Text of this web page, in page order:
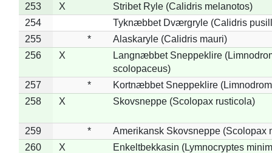
253
X
Stribet Ryle (Calidris melanotos)
254
Tyknæbbet Dværgryle (Calidris
255
*
Alaskaryle (Calidris mauri)
256
X
Langnæbbet Sneppeklire
scolopaceus)
257
*
Kortnæbbet Sneppeklire
258
X Skovsneppe (Scolopax rusticola)
259 *
Amerikansk Skovsneppe (Scolopax
260
X
Enkeltbekkasin (Lymnocryptes